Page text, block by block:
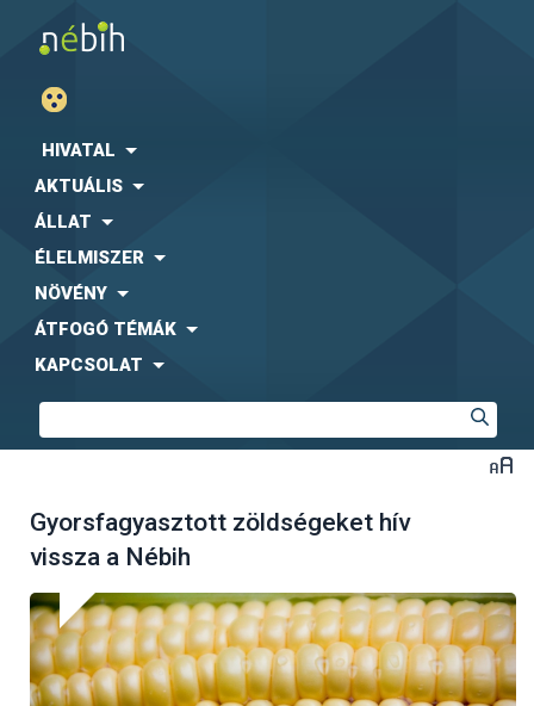
HIVATAL
AKTUÁLIS
ÁLLAT
ÉLELMISZER
NÖVÉNY
ÁTFOGÓ TÉMÁK
KAPCSOLAT
Gyorsfagyasztott zöldségeket hív
vissza a Nébih